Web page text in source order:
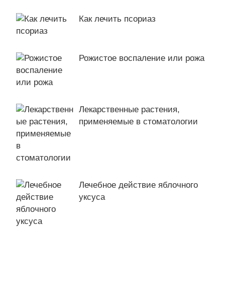
Как лечить псориаз
Рожистое воспаление или рожа
Лекарственные растения,
применяемые в стоматологии
Лечебное действие яблочного
уксуса